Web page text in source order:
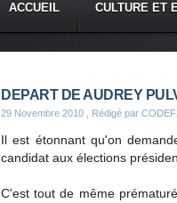
ACCUEIL CULTURE ET
DEPART DE AUDREY
29 Novembre 2010 , Rédigé par
Il est étonnant qu'on
candidat aux élections
C'est tout de même